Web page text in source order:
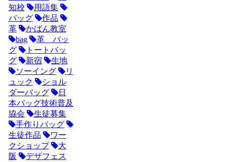
知校
用語集
バッグ
作品
革
かばん教室
bag
革 バッ
グ
トートバッ
グ
新宿
生地
ソーイング
リ
ュック
ショル
ダーバッグ
日
本バッグ技術普及
協会
生徒募集
手作りバッグ
生徒作品
ワー
クショップ
大
阪
デザフェス